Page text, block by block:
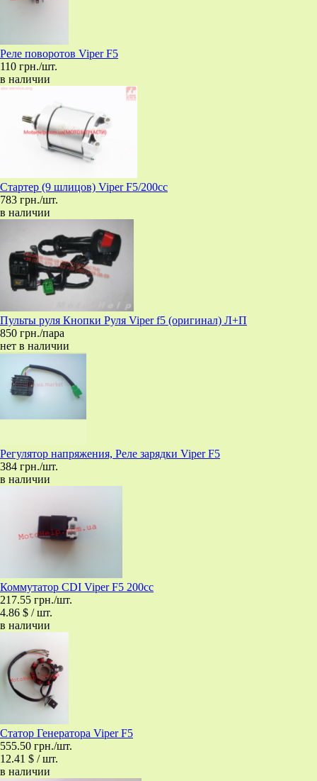
Реле поворотов Viper F5
110 грн./шт.
в наличии
Стартер (9 шлицов) Viper F5/200cc
783 грн./шт.
в наличии
Пульты руля Кнопки Руля Viper f5 (оригинал) Л+П
850 грн./пара
нет в наличии
Регулятор напряжения, Реле зарядки Viper F5
384 грн./шт.
в наличии
Коммутатор CDI Viper F5 200сс
217.55 грн./шт.
4.86 $ / шт.
в наличии
Статор Генератора Viper F5
555.50 грн./шт.
12.41 $ / шт.
в наличии